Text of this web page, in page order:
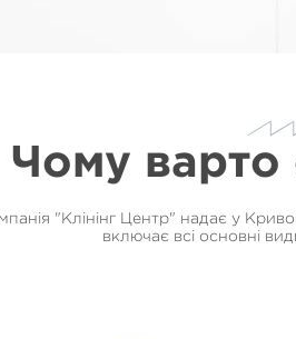
Чому варто
"Клінінг Центр" надає у
включає всі основні